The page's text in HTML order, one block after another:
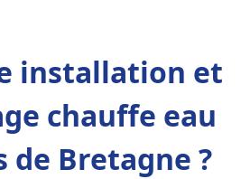
installation et
chauffe eau
de Bretagne ?